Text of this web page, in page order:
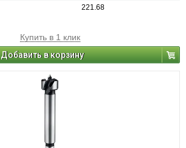
221.68
Купить в 1 клик
Добавить в корзину